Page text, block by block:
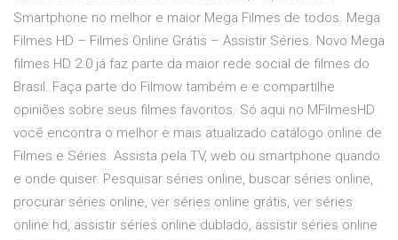
Smartphone no melhor e maior Mega Filmes de todos. Mega
Filmes HD – Filmes Online Grátis – Assistir Séries. Novo Mega
filmes HD 2.0 já faz parte da maior rede social de filmes do
Brasil. Faça parte do Filmow também e e compartilhe
opiniões sobre seus filmes favoritos. Só aqui no MFilmesHD
você encontra o melhor e mais atualizado catálogo online de
Filmes e Séries. Assista pela TV, web ou smartphone quando
e onde quiser. Pesquisar séries online, buscar séries online,
procurar séries online, ver séries online grátis, ver séries
online hd, assistir séries online dublado, assistir séries online